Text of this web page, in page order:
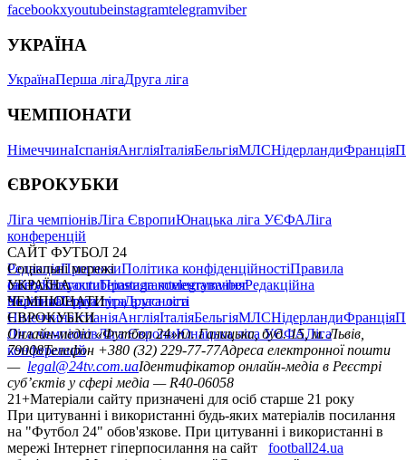
facebookxyoutubeinstagramtelegramviber
УКРАЇНА
УкраїнаПерша лігаДруга ліга
ЧЕМПІОНАТИ
НімеччинаІспаніяАнгліяІталіяБельгіяМЛСНідерландиФранція
ЄВРОКУБКИ
Ліга чемпіонівЛіга ЄвропиЮнацька ліга УЄФАЛіга
конференцій
САЙТ ФУТБОЛ 24
РедакціяПрогнозиПолітика конфіденційностіПравила
сайтуКонтактиПравила коментуванняРедакційна
політикаСтруктура власності
Соціальні мережі
facebookxyoutubeinstagramtelegramviber
УКРАЇНА
УкраїнаПерша лігаДруга ліга
ЧЕМПІОНАТИ
НімеччинаІспаніяАнгліяІталіяБельгіяМЛСНідерландиФранція
ЄВРОКУБКИ
Ліга чемпіонівЛіга ЄвропиЮнацька ліга УЄФАЛіга
конференцій
Онлайн-медіа «Футбол 24»пл. Галицька, буд. 15, м. Львів,
79008Телефон +380 (32) 229-77-77Адреса електронної пошти
— legal@24tv.com.uaІдентифікатор онлайн-медіа в Реєстрі
суб’єктів у сфері медіа — R40-06058
21+Матеріали сайту призначені для осіб старше 21 року
При цитуванні і використанні будь-яких матеріалів посилання
на "Футбол 24" обов'язкове. При цитуванні і використанні в
мережі Інтернет гіперпосилання на сайт
football24.ua